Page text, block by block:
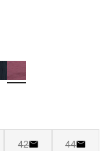
42 44